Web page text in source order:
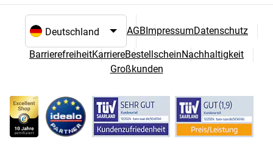
Sprach- und Landesauswahl
AGBImpressumDatenschutz
BarrierefreiheitKarriereBestellscheinNachhaltigkeit
Großkunden